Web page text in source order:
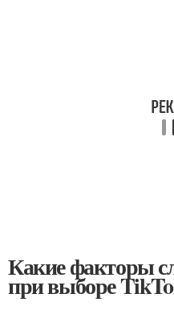
Какие факторы
при выборе